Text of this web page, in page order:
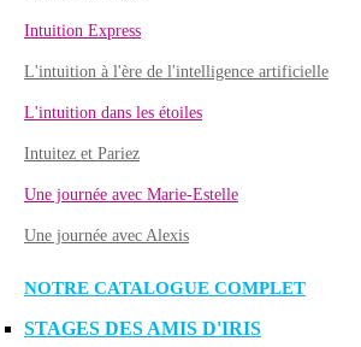
Intuition Express
L'intuition à l'ère de l'intelligence artificielle
L'intuition dans les étoiles
Intuitez et Pariez
Une journée avec Marie-Estelle
Une journée avec Alexis
NOTRE CATALOGUE COMPLET
STAGES DES AMIS D'IRIS